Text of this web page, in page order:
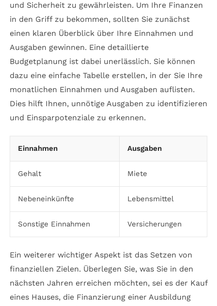
und Sicherheit zu gewährleisten. Um Ihre Finanzen
in den Griff zu bekommen, sollten Sie zunächst
einen klaren Überblick über Ihre Einnahmen und
Ausgaben gewinnen. Eine detaillierte
Budgetplanung ist dabei unerlässlich. Sie können
dazu eine einfache Tabelle erstellen, in der Sie Ihre
monatlichen Einnahmen und Ausgaben auflisten.
Dies hilft Ihnen, unnötige Ausgaben zu identifizieren
und Einsparpotenziale zu erkennen.
Einnahmen Ausgaben
Gehalt Miete
Nebeneinkünfte Lebensmittel
Sonstige Einnahmen Versicherungen
Ein weiterer wichtiger Aspekt ist das Setzen von
finanziellen Zielen. Überlegen Sie, was Sie in den
nächsten Jahren erreichen möchten, sei es der Kauf
eines Hauses, die Finanzierung einer Ausbildung